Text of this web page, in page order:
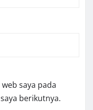
saya pada
berikutnya.